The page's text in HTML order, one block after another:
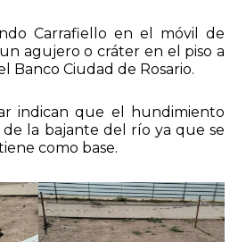
Carrafiello en el móvil de
agujero o cráter en el piso a
Banco Ciudad de Rosario.
indican que el hundimiento
la bajante del río ya que se
como base.